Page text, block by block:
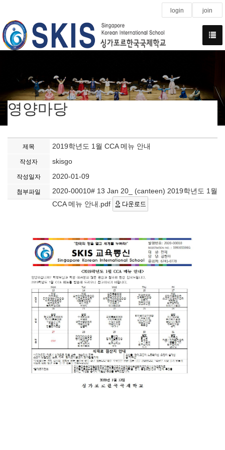
login join
영양마당
제목 2019학년도 1월 CCA 메뉴 안내
작성자 skisgo
작성일자 2020-01-09
첨부파일
2020-00010# 13 Jan 20_ (canteen) 2019학년도 1월
CCA 메뉴 안내.pdf